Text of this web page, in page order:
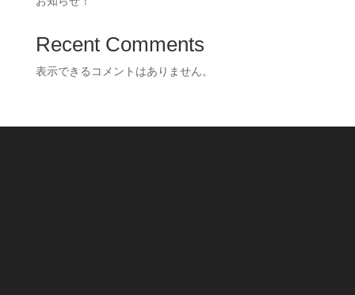
Recent Comments
表示できるコメントはありません。